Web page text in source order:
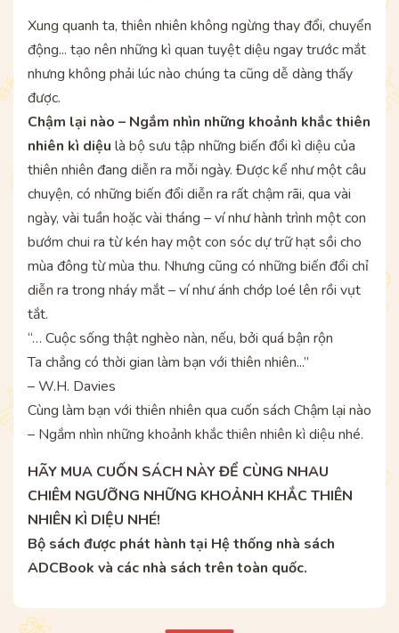
Xung quanh ta, thiên nhiên không ngừng thay đổi, chuyển
động... tạo nên những kì quan tuyệt diệu ngay trước mắt
nhưng không phải lúc nào chúng ta cũng dễ dàng thấy
được.
Chậm lại nào – Ngắm nhìn những khoảnh khắc thiên
nhiên kì diệu là bộ sưu tập những biến đổi kì diệu của
thiên nhiên đang diễn ra mỗi ngày. Được kể như một câu
chuyện, có những biến đổi diễn ra rất chậm rãi, qua vài
ngày, vài tuần hoặc vài tháng – ví như hành trình một con
bướm chui ra từ kén hay một con sóc dự trữ hạt sồi cho
mùa đông từ mùa thu. Nhưng cũng có những biến đổi chỉ
diễn ra trong nháy mắt – ví như ánh chớp loé lên rồi vụt
tắt.
“… Cuộc sống thật nghèo nàn, nếu, bởi quá bận rộn
Ta chẳng có thời gian làm bạn với thiên nhiên...”
– W.H. Davies
Cùng làm bạn với thiên nhiên qua cuốn sách Chậm lại nào
– Ngắm nhìn những khoảnh khắc thiên nhiên kì diệu nhé.
HÃY MUA CUỐN SÁCH NÀY ĐỂ CÙNG NHAU
CHIÊM NGƯỠNG NHỮNG KHOẢNH KHẮC THIÊN
NHIÊN KÌ DIỆU NHÉ!
Bộ sách được phát hành tại Hệ thống nhà sách
ADCBook và các nhà sách trên toàn quốc.